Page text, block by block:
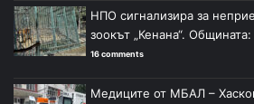
НПО сигнализира за
зоокът „Кенана“.
16 comments
Медиците от МБАЛ –